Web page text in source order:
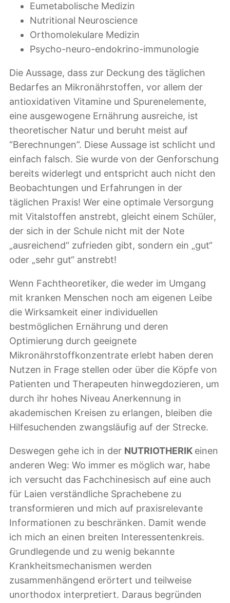
Eumetabolische Medizin
Nutritional Neuroscience
Orthomolekulare Medizin
Psycho-neuro-endokrino-immunologie
Die Aussage, dass zur Deckung des täglichen
Bedarfes an Mikronährstoffen, vor allem der
antioxidativen Vitamine und Spurenelemente,
eine ausgewogene Ernährung ausreiche, ist
theoretischer Natur und beruht meist auf
“Berechnungen”. Diese Aussage ist schlicht und
einfach falsch. Sie wurde von der Genforschung
bereits widerlegt und entspricht auch nicht den
Beobachtungen und Erfahrungen in der
täglichen Praxis! Wer eine optimale Versorgung
mit Vitalstoffen anstrebt, gleicht einem Schüler,
der sich in der Schule nicht mit der Note
„ausreichend“ zufrieden gibt, sondern ein „gut“
oder „sehr gut“ anstrebt!
Wenn Fachtheoretiker, die weder im Umgang
mit kranken Menschen noch am eigenen Leibe
die Wirksamkeit einer individuellen
bestmöglichen Ernährung und deren
Optimierung durch geeignete
Mikronährstoffkonzentrate erlebt haben deren
Nutzen in Frage stellen oder über die Köpfe von
Patienten und Therapeuten hinwegdozieren, um
durch ihr hohes Niveau Anerkennung in
akademischen Kreisen zu erlangen, bleiben die
Hilfesuchenden zwangsläufig auf der Strecke.
Deswegen gehe ich in der NUTRIOTHERIK einen
anderen Weg: Wo immer es möglich war, habe
ich versucht das Fachchinesisch auf eine auch
für Laien verständliche Sprachebene zu
transformieren und mich auf praxisrelevante
Informationen zu beschränken. Damit wende
ich mich an einen breiten Interessentenkreis.
Grundlegende und zu wenig bekannte
Krankheitsmechanismen werden
zusammenhängend erörtert und teilweise
unorthodox interpretiert. Daraus begründen